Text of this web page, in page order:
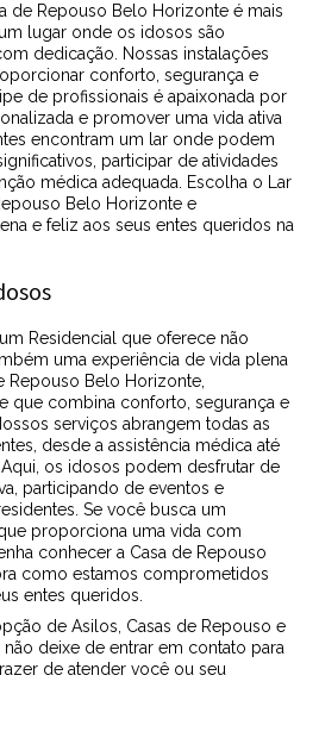
de Repouso Belo Horizonte é mais
lugar onde os idosos são
dedicação. Nossas instalações
conforto, segurança e
de profissionais é apaixonada por
e promover uma vida ativa
encontram um lar onde podem
participar de atividades
médica adequada. Escolha o Lar
Belo Horizonte e
e feliz aos seus entes queridos na
Residencial que oferece não
uma experiência de vida plena
Repouso Belo Horizonte,
que combina conforto, segurança e
serviços abrangem todas as
desde a assistência médica até
Aqui, os idosos podem desfrutar de
participando de eventos e
Se você busca um
proporciona uma vida com
conhecer a Casa de Repouso
como estamos comprometidos
entes queridos.
de Asilos, Casas de Repouso e
deixe de entrar em contato para
de atender você ou seu